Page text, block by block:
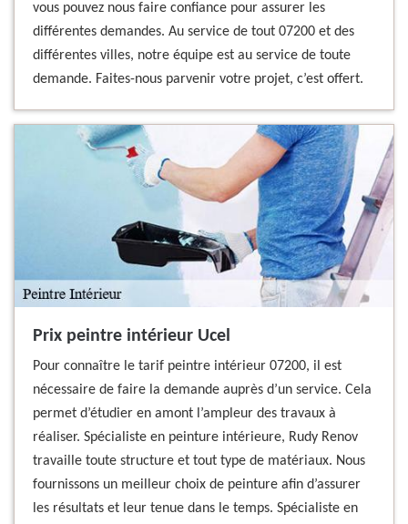
vous pouvez nous faire confiance pour assurer les
différentes demandes. Au service de tout 07200 et des
différentes villes, notre équipe est au service de toute
demande. Faites-nous parvenir votre projet, c’est offert.
Prix peintre intérieur Ucel
Pour connaître le tarif peintre intérieur 07200, il est
nécessaire de faire la demande auprès d’un service. Cela
permet d’étudier en amont l’ampleur des travaux à
réaliser. Spécialiste en peinture intérieure, Rudy Renov
travaille toute structure et tout type de matériaux. Nous
fournissons un meilleur choix de peinture afin d’assurer
les résultats et leur tenue dans le temps. Spécialiste en